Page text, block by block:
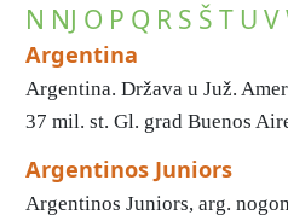
N NJ O P Q R S Š T U V
Argentina
Argentina. Država u Juž.
37 mil. st. Gl. grad Buenos
Argentinos Juniors
Argentinos Juniors, arg.